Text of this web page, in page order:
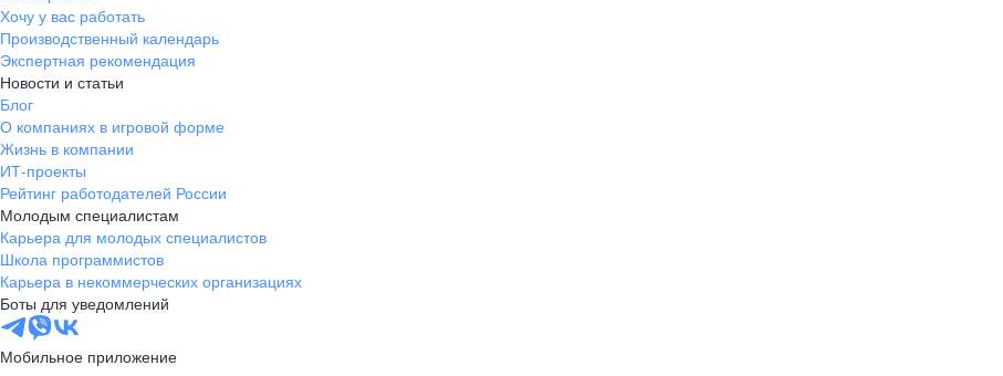
Хочу у вас работать
Производственный календарь
Экспертная рекомендация
Новости и статьи
Блог
О компаниях в игровой форме
Жизнь в компании
ИТ-проекты
Рейтинг работодателей России
Молодым специалистам
Карьера для молодых специалистов
Школа программистов
Карьера в некоммерческих организациях
Боты для уведомлений
Мобильное приложение